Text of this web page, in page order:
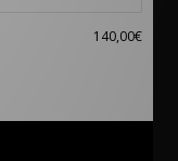
140,00€